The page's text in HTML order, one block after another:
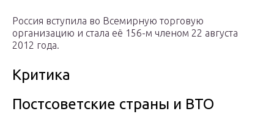
Россия вступила во Всемирную торговую
организацию и стала её 156-м членом 22 августа
2012 года.
Критика
Постсоветские страны и ВТО